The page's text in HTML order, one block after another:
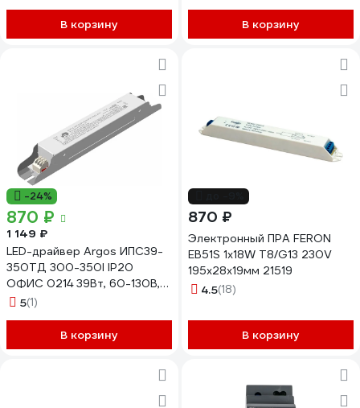
В корзину В корзину
-24%
870 ₽
1 149 ₽
LED-драйвер Argos ИПС39-
350ТД 300-350I IP20
ОФИС 0214 39Вт, 60-130В,
300-350мА, с выбором тока
светильников внутреннего
освещения, IP20 7041020
5(1)
В корзину
870 ₽
Электронный ПРА FERON
EB51S 1х18W T8/G13 230V
195х28х19мм 21519
4.5(18)
В корзину